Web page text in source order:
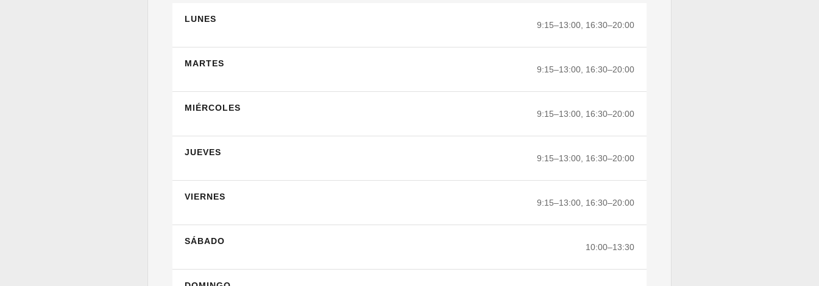
LUNES
9:15–13:00, 16:30–20:00
MARTES
9:15–13:00, 16:30–20:00
MIÉRCOLES
9:15–13:00, 16:30–20:00
JUEVES
9:15–13:00, 16:30–20:00
VIERNES
9:15–13:00, 16:30–20:00
SÁBADO
10:00–13:30